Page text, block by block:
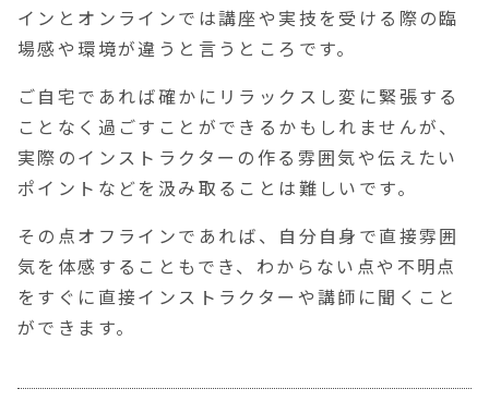
インとオンラインでは講座や実技を受ける際の臨
場感や環境が違うと言うところです。
ご自宅であれば確かにリラックスし変に緊張する
ことなく過ごすことができるかもしれませんが、
実際のインストラクターの作る雰囲気や伝えたい
ポイントなどを汲み取ることは難しいです。
その点オフラインであれば、自分自身で直接雰囲
気を体感することもでき、わからない点や不明点
をすぐに直接インストラクターや講師に聞くこと
ができます。